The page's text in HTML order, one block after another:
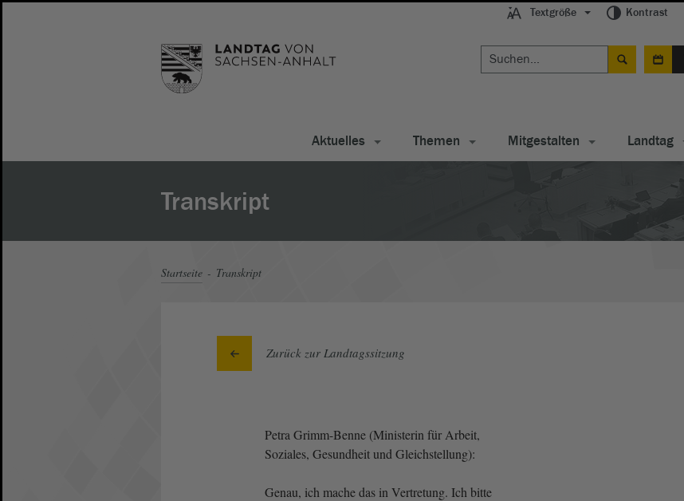
Textgröße Kontrast
Aktuelles Themen Mitgestalten Landtag
Transkript
Startseite Transkript
Zurück zur Landtagssitzung
Petra Grimm-Benne (Ministerin für Arbeit,
Soziales, Gesundheit und Gleichstellung):
Genau, ich mache das in Vertretung. Ich bitte